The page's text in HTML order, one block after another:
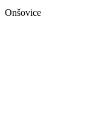
Onšovice